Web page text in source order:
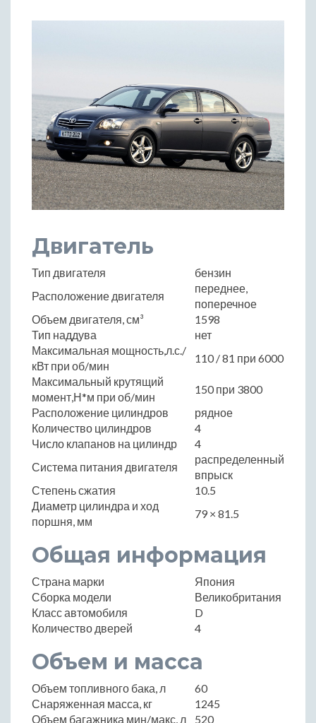
Двигатель
Тип двигателя
бензин
Расположение двигателя
переднее,
поперечное
Объем двигателя, см³
1598
Тип наддува
нет
Максимальная мощность,л.с./
кВт при об/мин
110 / 81 при 6000
Максимальный крутящий
момент,Н*м при об/мин
150 при 3800
Расположение цилиндров
рядное
Количество цилиндров
4
Число клапанов на цилиндр
4
Система питания двигателя
распределенный
впрыск
Степень сжатия
10.5
Диаметр цилиндра и ход
поршня, мм
79 × 81.5
Общая информация
Страна марки
Япония
Сборка модели
Великобритания
Класс автомобиля
D
Количество дверей
4
Объем и масса
Объем топливного бака, л
60
Снаряженная масса, кг
1245
Объем багажника мин/макс, л
520